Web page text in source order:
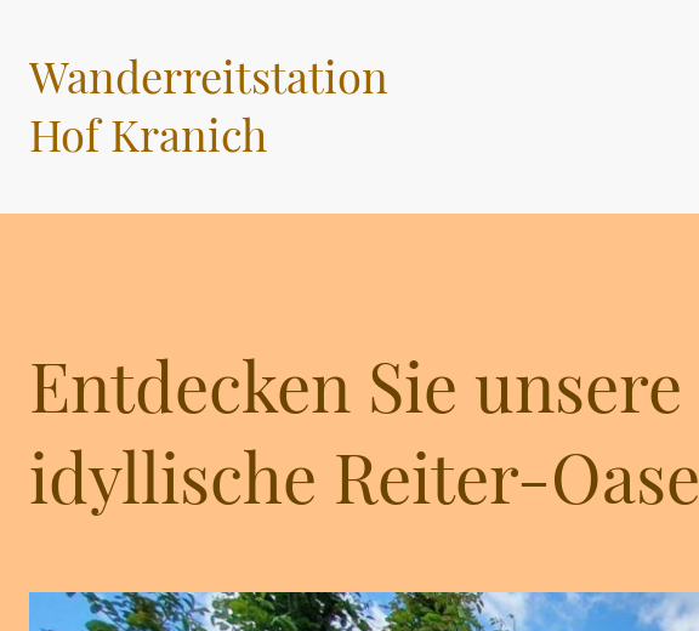
Wanderreitstation
Hof Kranich
Entdecken Sie unsere
idyllische Reiter-Oase